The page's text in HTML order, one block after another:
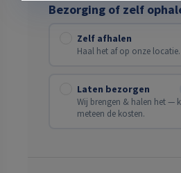
Bezorging of zelf
Zelf afhalen
Haal het af op onze locatie.
Laten bezorgen
Wij brengen & halen het —
meteen de kosten.